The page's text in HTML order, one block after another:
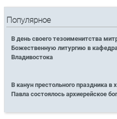
Популярное
В день своего тезоименитства
Божественную литургию в
Владивостока
В канун престольного праздника в
Павла состоялось архиерейское